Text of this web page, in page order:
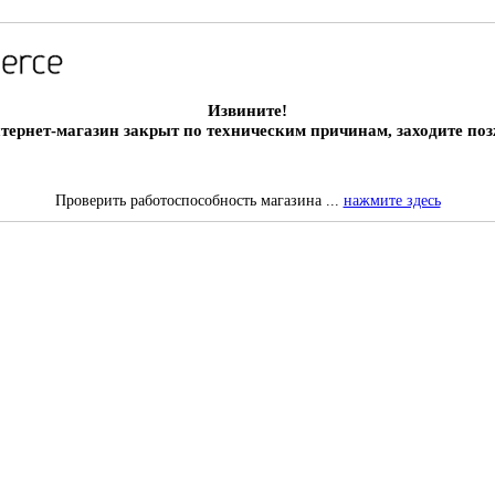
Извините!
магазин закрыт по техническим причинам, заходите
Проверить работоспособность магазина ... нажмите здесь